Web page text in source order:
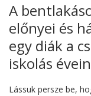
A
előnyei és
egy diák a
iskolás
Lássuk persze be,